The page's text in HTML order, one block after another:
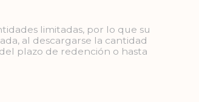
limitadas, por lo que su
al descargarse la cantidad
plazo de redención o hasta